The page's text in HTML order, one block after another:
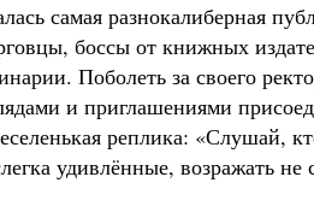
самая разнокалиберная
боссы от книжных
Поболеть за своего
и приглашениями
реплика: «Слушай,
удивлённые, возражать